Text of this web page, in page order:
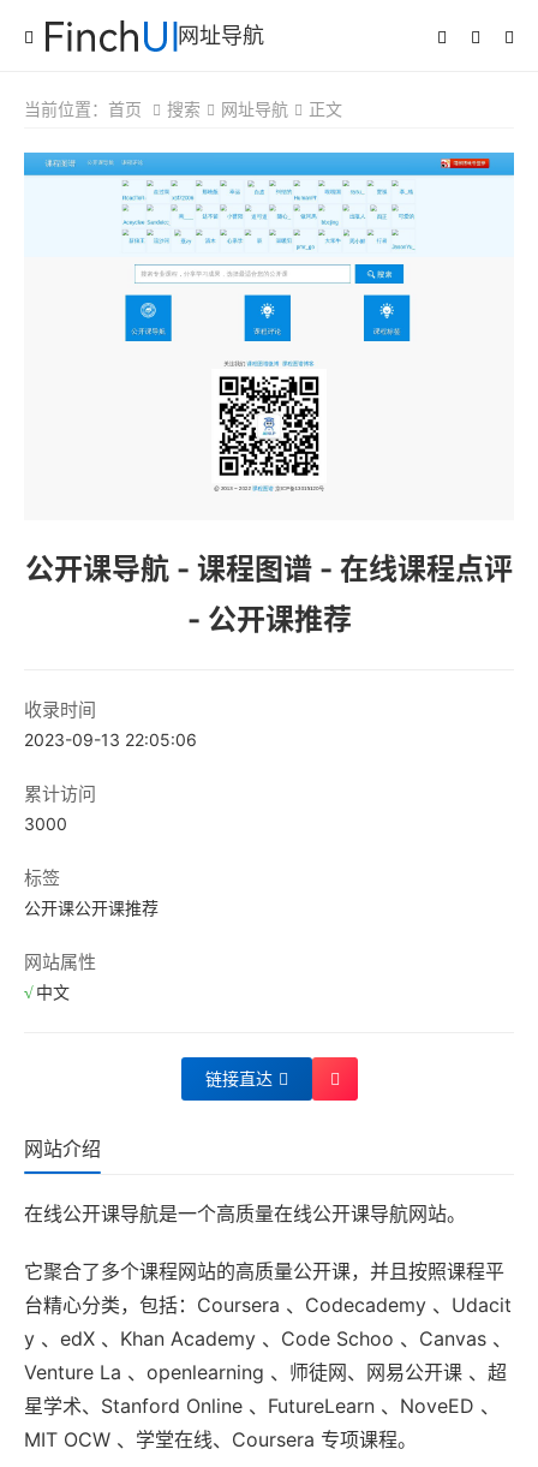
网址导航
当前位置： 首页 搜索 网址导航 正文
公开课导航 - 课程图谱 - 在线课程点评
- 公开课推荐
收录时间
2023-09-13 22:05:06
累计访问
3000
标签
公开课公开课推荐
网站属性
中文
链接直达
网站介绍
在线公开课导航是一个高质量在线公开课导航网站。
它聚合了多个课程网站的高质量公开课，并且按照课程平
台精心分类，包括：Coursera 、Codecademy 、Udacit
y 、edX 、Khan Academy 、Code Schoo 、Canvas 、
Venture La 、openlearning 、师徒网、网易公开课 、超
星学术、Stanford Online 、FutureLearn 、NoveED 、
MIT OCW 、学堂在线、Coursera 专项课程。